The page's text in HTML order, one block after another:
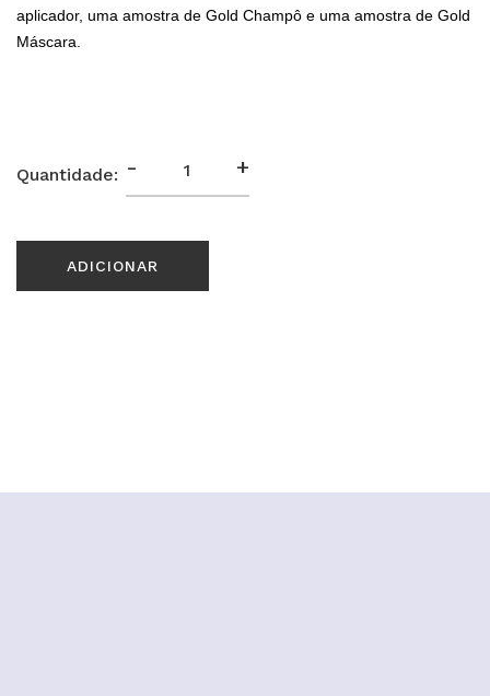
aplicador, uma amostra de Gold Champô e uma amostra de Gold
Máscara.
Quantidade: - +
ADICIONAR